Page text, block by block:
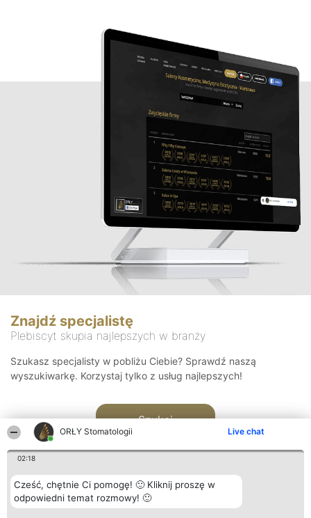
ORŁY Stomatologii Live chat
02:18
Cześć, chętnie Ci pomogę! 🙂 Kliknij proszę w
odpowiedni temat rozmowy! 🙂
Znajdź specjalistę
Plebiscyt skupia najlepszych w branży
Szukasz specjalisty w pobliżu Ciebie? Sprawdź naszą
wyszukiwarkę. Korzystaj tylko z usług najlepszych!
Szukaj